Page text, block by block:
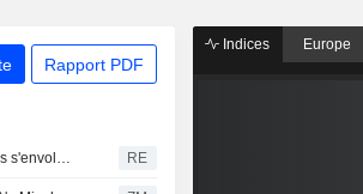
Rapport PDF
Marathon Petroleum : les bénéfices s'envolent grâce à la forte progression des marges de raffinage RE
Indices Europe